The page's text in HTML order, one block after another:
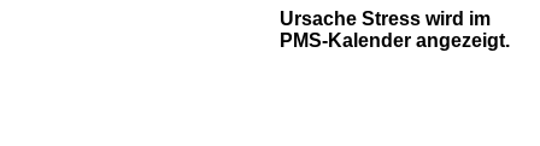
Ursache Stress wird im
PMS-Kalender angezeigt.